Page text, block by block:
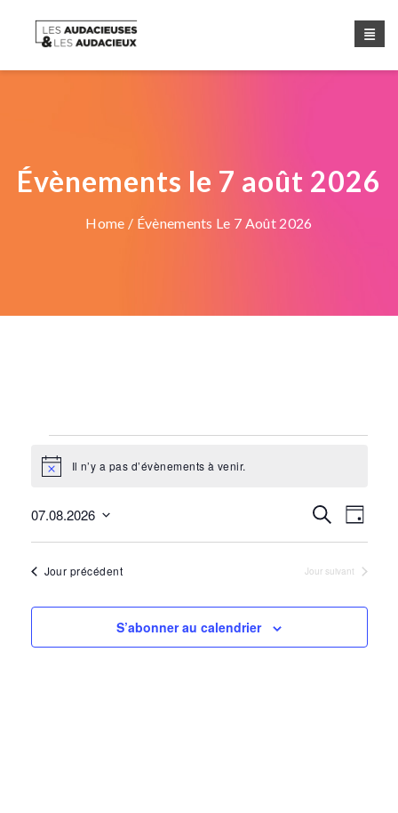
Évènements le 7 août 2026
Home / Évènements Le 7 Août 2026
Évènements
for
7
août
2026
NoticeIl n’y a pas d’évènements à venir.
et
de
vues
Recherche
de
vues
Jour
07.08.2026
Jour précédent Jour suivant
S’abonner au calendrier